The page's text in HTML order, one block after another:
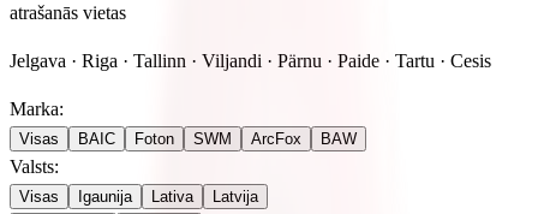
atrašanās vietas
Jelgava · Riga · Tallinn · Viljandi · Pärnu · Paide · Tartu · Cesis
Marka:
Visas BAIC Foton SWM ArcFox BAW
Valsts:
Visas Igaunija Lativa
Latvija